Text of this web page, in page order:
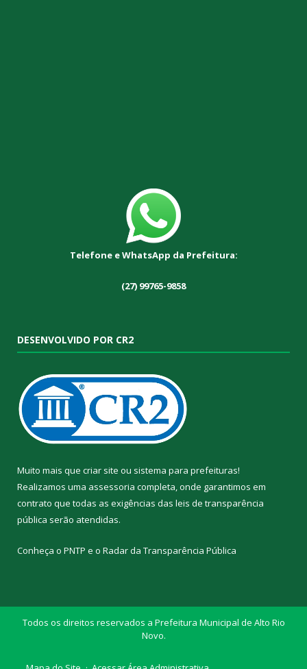
Telefone e WhatsApp da Prefeitura:
(27) 99765-9858
DESENVOLVIDO POR CR2
Muito mais que criar site ou sistema para prefeituras!
Realizamos uma assessoria completa, onde garantimos em
contrato que todas as exigências das leis de transparência
pública serão atendidas.
Conheça o PNTP e o Radar da Transparência Pública
Todos os direitos reservados a Prefeitura Municipal de Alto Rio
Novo.